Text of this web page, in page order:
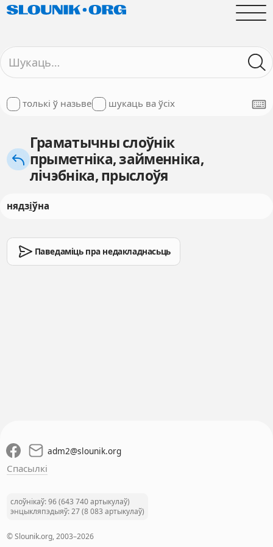
толькі ў назьве шукаць ва ўсіх
Граматычны слоўнік
прыметніка, займенніка,
лічэбніка, прыслоўя
нядзіўна
Паведаміць пра недакладнасьць
adm2@slounik.org
Спасылкі
слоўнікаў: 96 (643 740 артыкулаў)
энцыкляпэдыяў: 27 (8 083 артыкулаў)
© Slounik.org, 2003–2026